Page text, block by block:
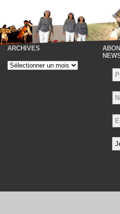
ARCHIVES
Archives
E-
*